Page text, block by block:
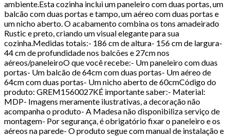
ambiente.Esta cozinha inclui um paneleiro com duas portas, um
balcão com duas portas e tampo, um aéreo com duas portas e
um nicho aberto. O acabamento combina os tons amadeirado
Rustic e preto, criando um visual elegante para sua
cozinha.Medidas totais:- 186 cm de altura- 156 cm de largura-
44 cm de profundidade nos balcões e 27cm nos
aéreos/paneleiroO que você recebe:- Um paneleiro com duas
portas- Um balcão de 64cm com duas portas- Um aéreo de
64cm com duas portas- Um nicho aberto de 60cmCódigo do
produto: GREM1560027KÉ importante saber:- Material:
MDP- Imagens meramente ilustrativas, a decoração não
acompanha o produto- A Madesa não disponibiliza serviço de
montagem- Por segurança, é obrigatório fixar o paneleiro e os
aéreos na parede- O produto segue com manual de instalação e